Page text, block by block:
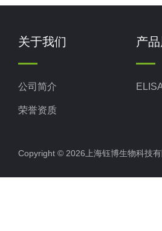
关于我们
公司简介
荣誉资质
产
Copyright © 2026上海钰博生物科技